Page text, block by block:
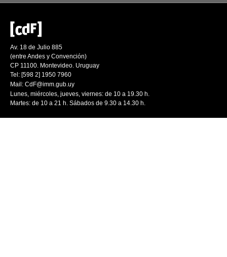
Av. 18 de Julio 885
(entre Andes y Convención)
CP 11100. Montevideo. Uruguay
Tel: [598 2] 1950 7960
Mail: CdF@imm.gub.uy
Lunes, miércoles, jueves, viernes: de 10 a 19.30 h.
Martes: de 10 a 21 h. Sábados de 9.30 a 14.30 h.